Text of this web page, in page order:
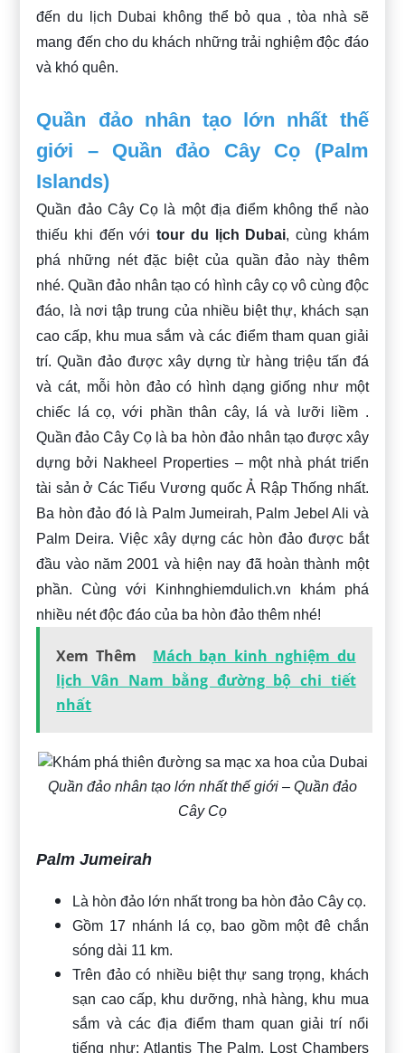
đến du lịch Dubai không thể bỏ qua , tòa nhà sẽ
mang đến cho du khách những trải nghiệm độc đáo
và khó quên.
Quần đảo nhân tạo lớn nhất thế
giới – Quần đảo Cây Cọ (Palm
Islands)
Quần đảo Cây Cọ là một địa điểm không thể nào
thiếu khi đến vớitour du lịch Dubai, cùng khám
phá những nét đặc biệt của quần đảo này thêm
nhé. Quần đảo nhân tạo có hình cây cọ vô cùng độc
đáo, là nơi tập trung của nhiều biệt thự, khách sạn
cao cấp, khu mua sắm và các điểm tham quan giải
trí. Quần đảo được xây dựng từ hàng triệu tấn đá
và cát, mỗi hòn đảo có hình dạng giống như một
chiếc lá cọ, với phần thân cây, lá và lưỡi liềm .
Quần đảo Cây Cọ là ba hòn đảo nhân tạo được xây
dựng bởi Nakheel Properties – một nhà phát triển
tài sản ở Các Tiểu Vương quốc Ả Rập Thống nhất.
Ba hòn đảo đó là Palm Jumeirah, Palm Jebel Ali và
Palm Deira. Việc xây dựng các hòn đảo được bắt
đầu vào năm 2001 và hiện nay đã hoàn thành một
phần. Cùng với Kinhnghiemdulich.vn khám phá
nhiều nét độc đáo của ba hòn đảo thêm nhé!
Xem Thêm
Mách bạn kinh nghiệm du
lịch Vân Nam bằng đường bộ chi tiết
nhất
Quần đảo nhân tạo lớn nhất thế giới – Quần đảo
Cây Cọ
Palm Jumeirah
Là hòn đảo lớn nhất trong ba hòn đảo Cây cọ.
Gồm 17 nhánh lá cọ, bao gồm một đê chắn
sóng dài 11 km.
Trên đảo có nhiều biệt thự sang trọng, khách
sạn cao cấp, khu dưỡng, nhà hàng, khu mua
sắm và các địa điểm tham quan giải trí nổi
tiếng như: Atlantis The Palm, Lost Chambers